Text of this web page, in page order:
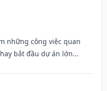
những công việc quan
bắt đầu dự án lớn...